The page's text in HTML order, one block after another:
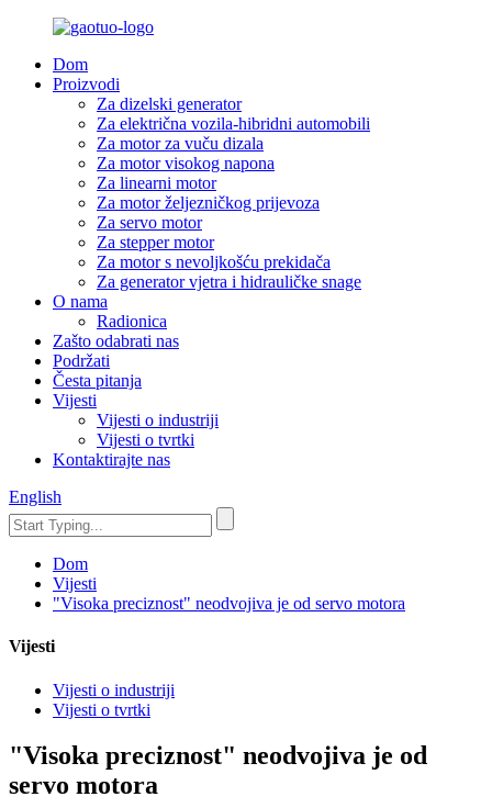
Dom
Proizvodi
Za dizelski generator
Za električna vozila-hibridni automobili
Za motor za vuču dizala
Za motor visokog napona
Za linearni motor
Za motor željezničkog prijevoza
Za servo motor
Za stepper motor
Za motor s nevoljkošću prekidača
Za generator vjetra i hidrauličke snage
O nama
Radionica
Zašto odabrati nas
Podržati
Česta pitanja
Vijesti
Vijesti o industriji
Vijesti o tvrtki
Kontaktirajte nas
English
Dom
Vijesti
"Visoka preciznost" neodvojiva je od servo motora
Vijesti
Vijesti o industriji
Vijesti o tvrtki
"Visoka preciznost" neodvojiva je od
servo motora